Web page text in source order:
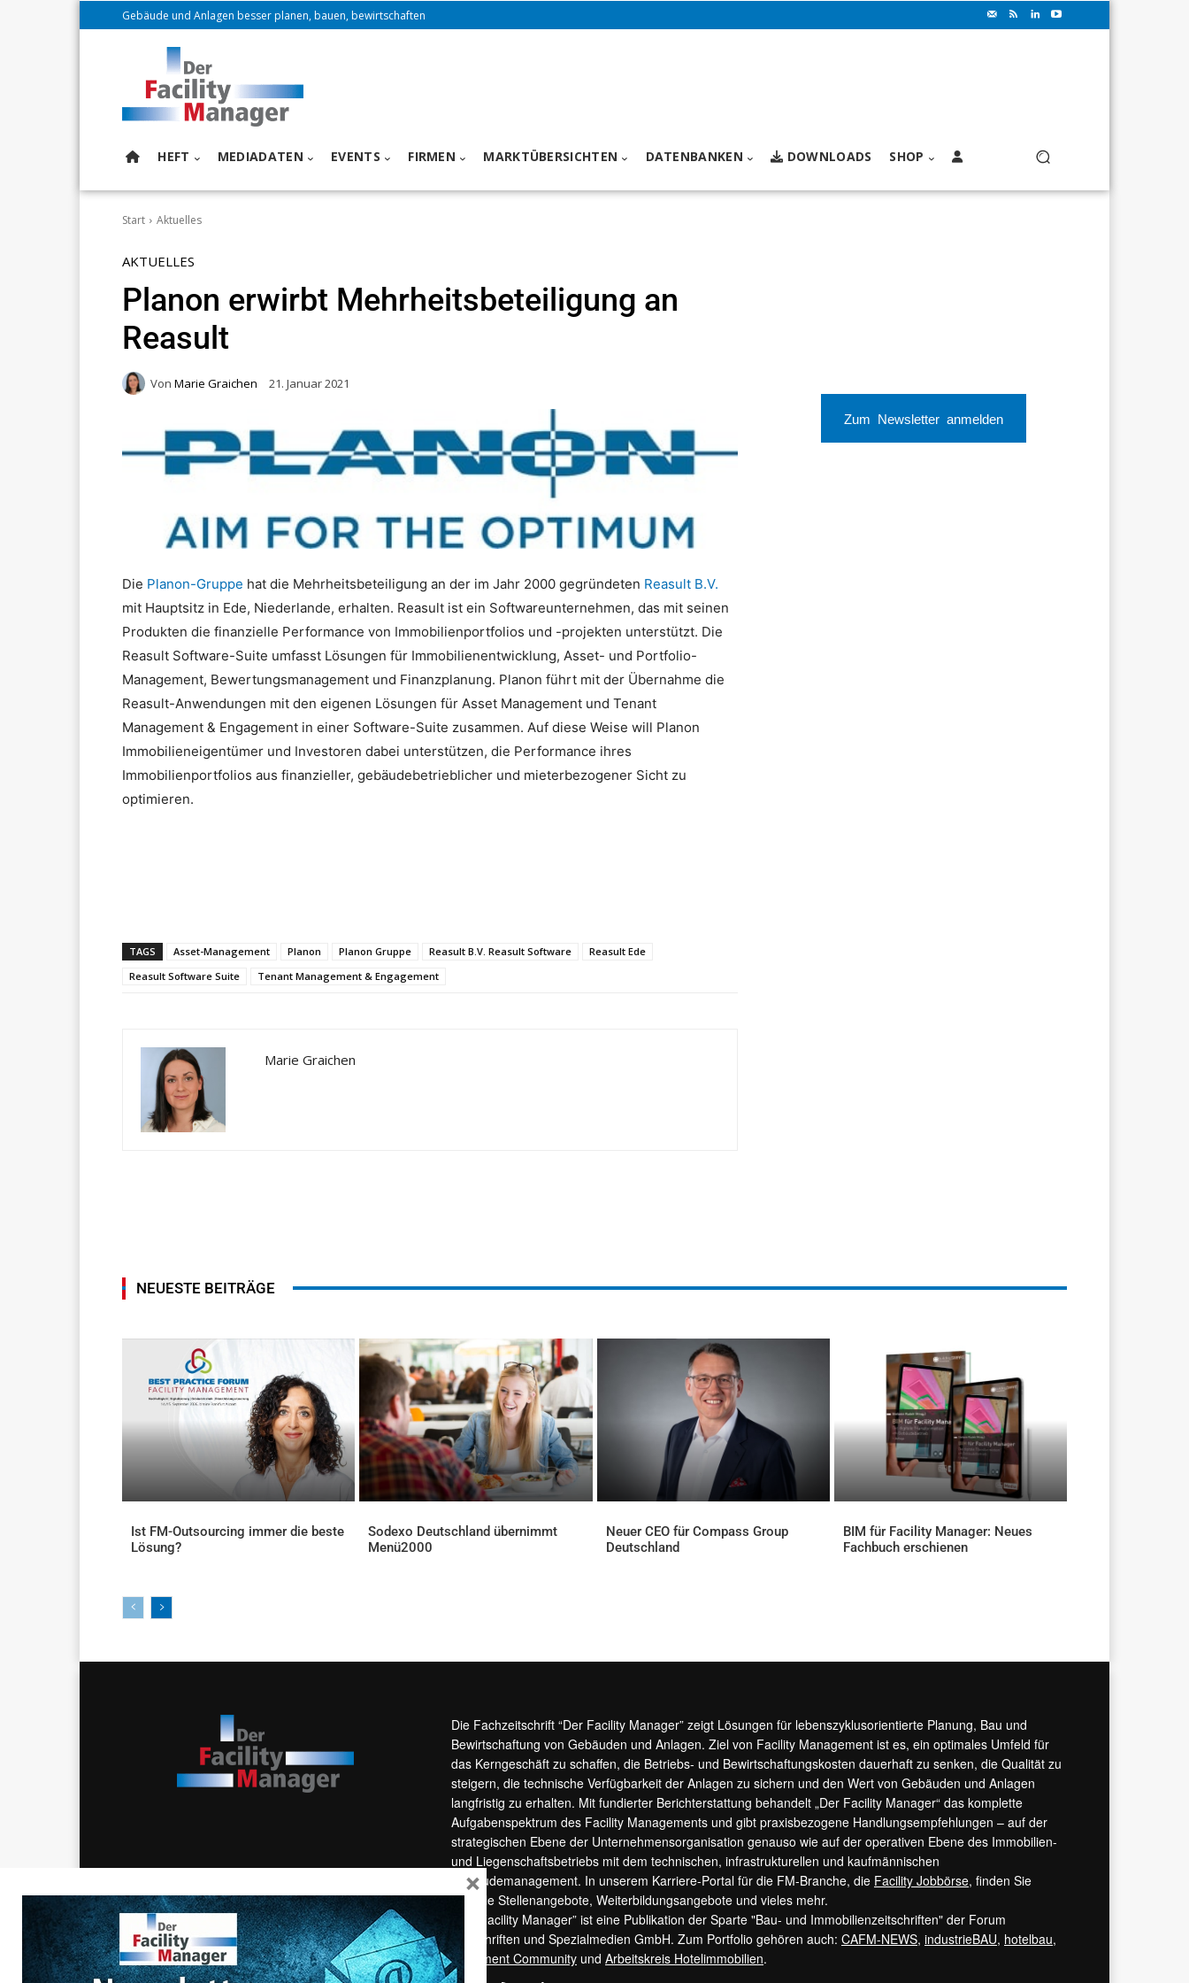
Gebäude und Anlagen besser planen, bauen, bewirtschaften
HEFT MEDIADATEN EVENTS FIRMEN MARKTÜBERSICHTEN DATENBANKEN DOWNLOADS SHOP
Start Aktuelles
AKTUELLES
Planon erwirbt Mehrheitsbeteiligung an
Reasult
Von Marie Graichen 21. Januar 2021
Die Planon-Gruppe hat die Mehrheitsbeteiligung an der im Jahr 2000 gegründeten Reasult B.V.
mit Hauptsitz in Ede, Niederlande, erhalten. Reasult ist ein Softwareunternehmen, das mit seinen
Produkten die finanzielle Performance von Immobilienportfolios und -projekten unterstützt. Die
Reasult Software-Suite umfasst Lösungen für Immobilienentwicklung, Asset- und Portfolio-
Management, Bewertungsmanagement und Finanzplanung. Planon führt mit der Übernahme die
Reasult-Anwendungen mit den eigenen Lösungen für Asset Management und Tenant
Management & Engagement in einer Software-Suite zusammen. Auf diese Weise will Planon
Immobilieneigentümer und Investoren dabei unterstützen, die Performance ihres
Immobilienportfolios aus finanzieller, gebäudebetrieblicher und mieterbezogener Sicht zu
optimieren.
TAGS Asset-Management Planon Planon Gruppe Reasult B.V. Reasult Software
Reasult Ede
Reasult Software Suite
Tenant Management & Engagement
Marie Graichen
Zum Newsletter anmelden
NEUESTE BEITRÄGE
Ist FM-Outsourcing immer die beste
Lösung?
Sodexo Deutschland übernimmt
Menü2000
Neuer CEO für Compass Group
Deutschland
BIM für Facility Manager: Neues
Fachbuch erschienen
Die Fachzeitschrift “Der Facility Manager” zeigt Lösungen für lebenszyklusorientierte Planung, Bau und
Bewirtschaftung von Gebäuden und Anlagen. Ziel von Facility Management ist es, ein optimales Umfeld für
das Kerngeschäft zu schaffen, die Betriebs- und Bewirtschaftungskosten dauerhaft zu senken, die Qualität zu
steigern, die technische Verfügbarkeit der Anlagen zu sichern und den Wert von Gebäuden und Anlagen
langfristig zu erhalten. Mit fundierter Berichterstattung behandelt „Der Facility Manager“ das komplette
Aufgabenspektrum des Facility Managements und gibt praxisbezogene Handlungsempfehlungen – auf der
strategischen Ebene der Unternehmensorganisation genauso wie auf der operativen Ebene des Immobilien-
und Liegenschaftsbetriebs mit dem technischen, infrastrukturellen und kaufmännischen
Gebäudemanagement. In unserem Karriere-Portal für die FM-Branche, die Facility Jobbörse, finden Sie
aktuelle Stellenangebote, Weiterbildungsangebote und vieles mehr.
“Der Facility Manager” ist eine Publikation der Sparte "Bau- und Immobilienzeitschriften" der Forum
Zeitschriften und Spezialmedien GmbH. Zum Portfolio gehören auch: CAFM-NEWS, industrieBAU, hotelbau,
Apartment Community und Arbeitskreis Hotelimmobilien.
×